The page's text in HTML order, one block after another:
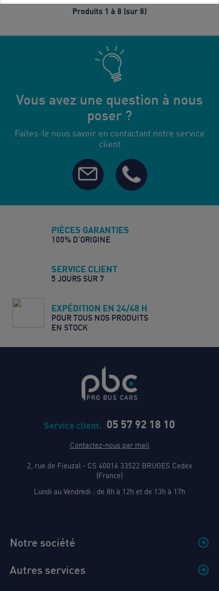
Produits 1 à 8 (sur 8)
Vous avez une question à nous
poser ?
Faites-le nous savoir en contactant notre service
client
PIÈCES GARANTIES
100% D’ORIGINE
SERVICE CLIENT
5 JOURS SUR 7
EXPÉDITION EN 24/48 H
POUR TOUS NOS PRODUITS
EN STOCK
Service client: 05 57 92 18 10
Contactez-nous par mail
2, rue de Fieuzal - CS 40016 33522 BRUGES Cedex
(France)
Lundi au Vendredi : de 8h à 12h et de 13h à 17h
Notre société
Autres services